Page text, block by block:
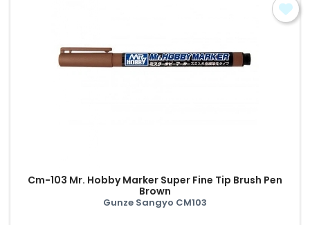
Cm-103 Mr. Hobby Marker Super Fine Tip Brush Pen
Brown
Gunze Sangyo CM103